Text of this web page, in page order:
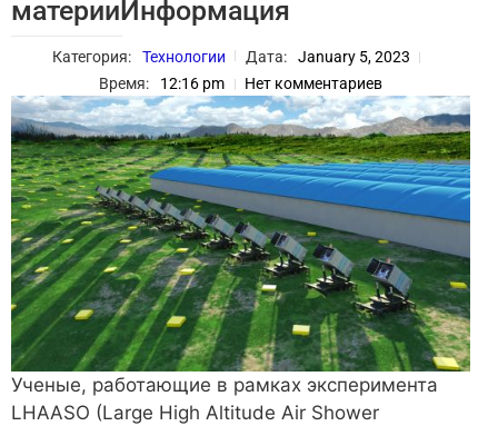
материиИнформация
Категория: Технологии Дата:
January 5, 2023
Время:
12:16 pm Нет комментариев
Ученые, работающие в рамках эксперимента
LHAASO (Large High Altitude Air Shower